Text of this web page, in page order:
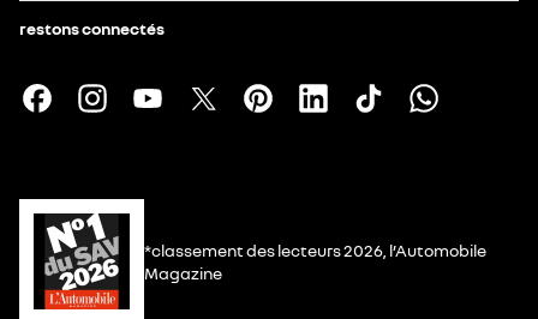
restons connectés
*classement des lecteurs 2026, l’Automobile
Magazine